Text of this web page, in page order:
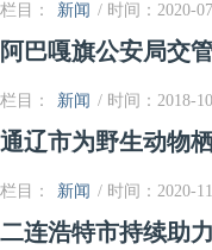
栏目： 新闻 / 时间：2020-
阿巴嘎旗公安局交
栏目： 新闻 / 时间：2018-
通辽市为野生动物
栏目： 新闻 / 时间：2020-
二连浩特市持续助